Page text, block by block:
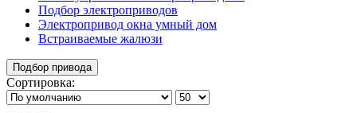
Подбор электроприводов
Электропривод окна умный дом
Встраиваемые жалюзи
Подбор привода
Сортировка: